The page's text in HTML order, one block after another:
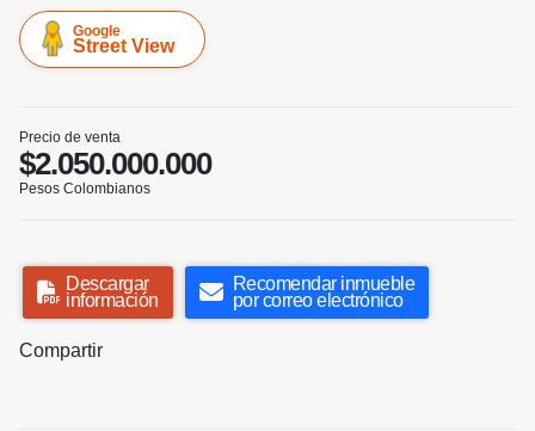
Google
Street View
Precio de venta
$2.050.000.000
Pesos Colombianos
Descargar
información
Recomendar inmueble
por correo electrónico
Compartir